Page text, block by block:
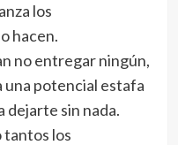
los
hacen.
no entregar ningún,
una potencial estafa
dejarte sin nada.
tantos los